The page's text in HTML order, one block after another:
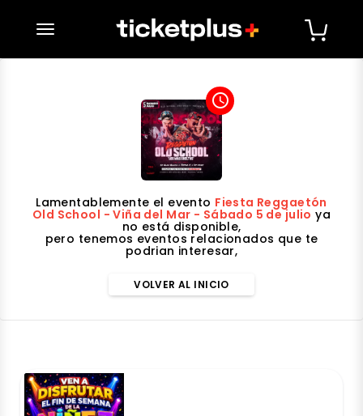
desplegar navegación
access_time
Lamentablemente el evento Fiesta Reggaetón
Old School - Viña del Mar - Sábado 5 de julio ya
no está disponible,
pero tenemos eventos relacionados que te
podrian interesar,
VOLVER AL INICIO